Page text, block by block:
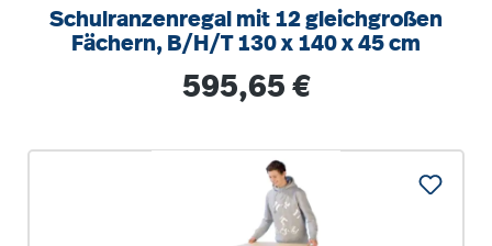
Schulranzenregal mit 12 gleichgroßen
Fächern, B/H/T 130 x 140 x 45 cm
Regulärer Preis:
595,65 €